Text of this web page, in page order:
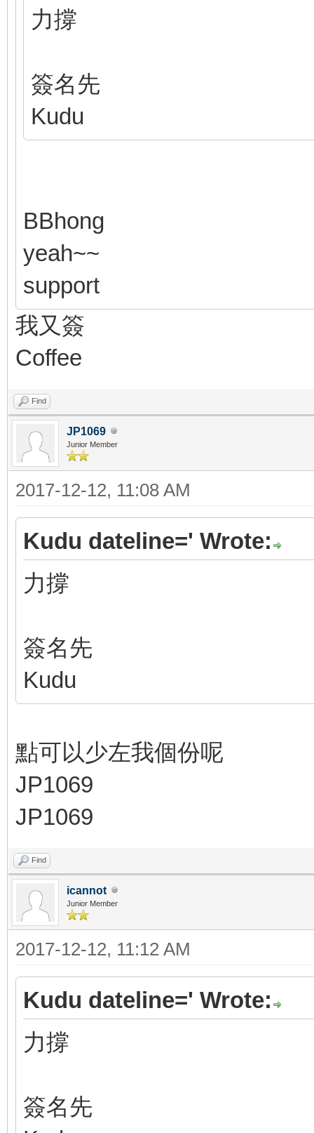
力撐
簽名先
Kudu
BBhong
yeah~~
support
我又簽
Coffee
Find
JP1069
Junior Member
2017-12-12, 11:08 AM
Kudu dateline=' Wrote:
力撐
簽名先
Kudu
點可以少左我個份呢
JP1069
JP1069
Find
icannot
Junior Member
2017-12-12, 11:12 AM
Kudu dateline=' Wrote:
力撐
簽名先